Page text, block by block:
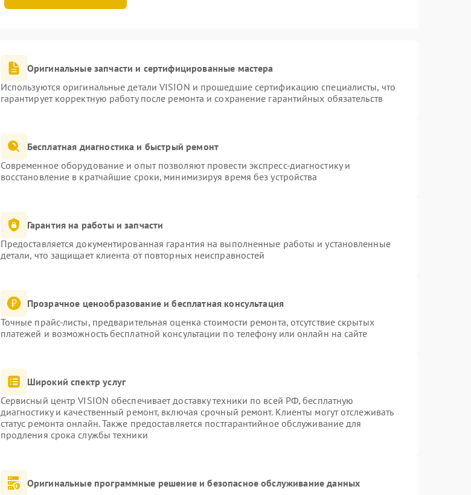
Оригинальные запчасти и сертифицированные мастера
Используются оригинальные детали VISION и прошедшие сертификацию специалисты, что
гарантирует корректную работу после ремонта и сохранение гарантийных обязательств
Бесплатная диагностика и быстрый ремонт
Современное оборудование и опыт позволяют провести экспресс-диагностику и
восстановление в кратчайшие сроки, минимизируя время без устройства
Гарантия на работы и запчасти
Предоставляется документированная гарантия на выполненные работы и установленные
детали, что защищает клиента от повторных неисправностей
Прозрачное ценообразование и бесплатная консультация
Точные прайс-листы, предварительная оценка стоимости ремонта, отсутствие скрытых
платежей и возможность бесплатной консультации по телефону или онлайн на сайте
Широкий спектр услуг
Сервисный центр VISION обеспечивает доставку техники по всей РФ, бесплатную
диагностику и качественный ремонт, включая срочный ремонт. Клиенты могут отслеживать
статус ремонта онлайн. Также предоставляется постгарантийное обслуживание для
продления срока службы техники
Оригинальные программные решение и безопасное обслуживание данных